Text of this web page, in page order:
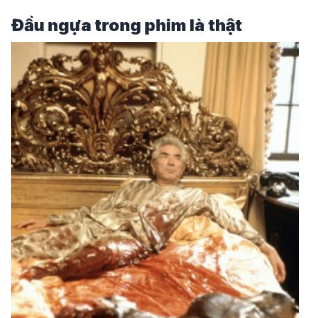
Đầu ngựa trong phim là thật